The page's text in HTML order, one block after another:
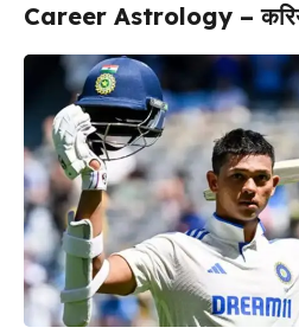
Career Astrology – करियर